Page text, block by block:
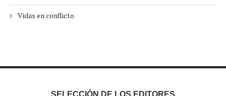
Vidas en conflicto
SELECCIÓN DE LOS EDITORES